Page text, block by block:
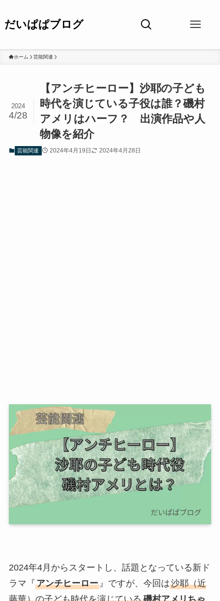
だいぱぱブログ
ホーム 芸能関連
【アンチヒーロー】沙耶の子ども
時代を演じている子役は誰？磯村
アメリはハーフ？ 出演作品や人
物像を紹介
2024
4/28
芸能関連 2024年4月19日 2024年4月28日
2024年4月からスタートし、話題となっている新ド
ラマ『アンチヒーロー』ですが、今回は沙耶（近
藤華）の子ども時代を演じている 磯村アメリちゃ